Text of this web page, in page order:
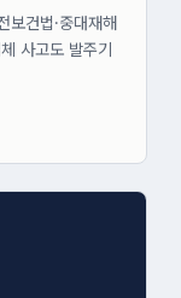
보건법·중대재해
사고도 발주기